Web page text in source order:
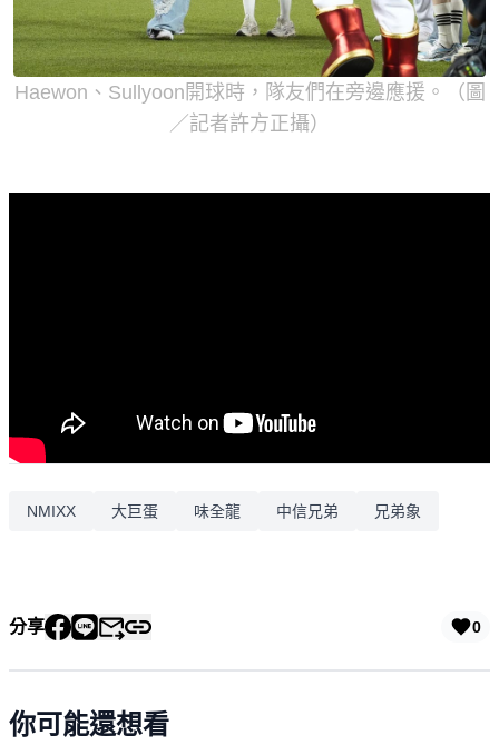
Haewon、Sullyoon開球時，隊友們在旁邊應援。（圖
／記者許方正攝）
NMIXX 大巨蛋 味全龍 中信兄弟 兄弟象
分享 0
你可能還想看